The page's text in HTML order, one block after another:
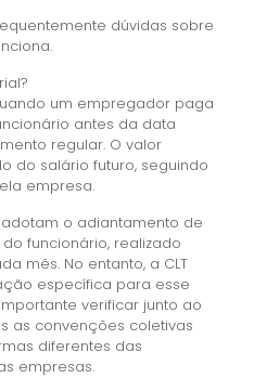
dúvidas sobre
um empregador paga
antes da data
regular. O valor
do salário futuro, seguindo
empresa.
o adiantamento de
funcionário, realizado
mês. No entanto, a CLT
específica para esse
verificar junto ao
as convenções coletivas
diferentes das
empresas.